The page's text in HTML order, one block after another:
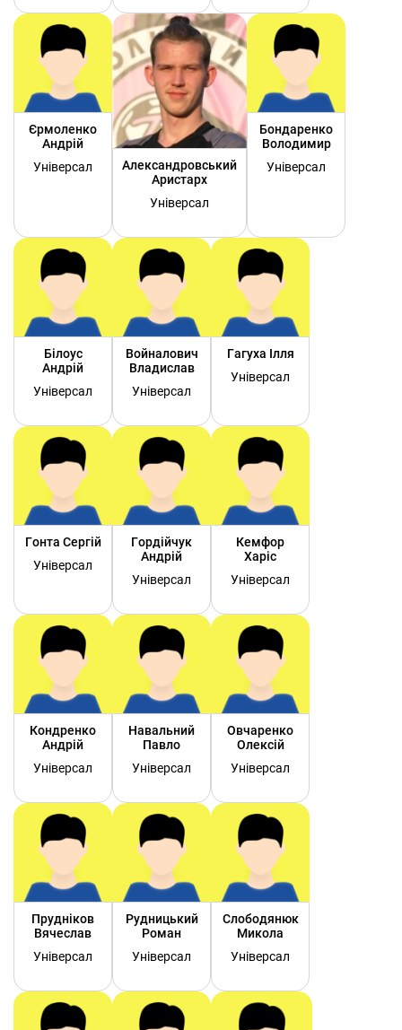
Єрмоленко
Андрій
Універсал
Александровський
Аристарх
Універсал
Бондаренко
Володимир
Універсал
Білоус
Андрій
Універсал
Войналович
Владислав
Універсал
Гагуха Ілля
Універсал
Гонта Сергій
Універсал
Гордійчук
Андрій
Універсал
Кемфор
Харіс
Універсал
Кондренко
Андрій
Універсал
Навальний
Павло
Універсал
Овчаренко
Олексій
Універсал
Прудніков
Вячеслав
Універсал
Рудницький
Роман
Універсал
Слободянюк
Микола
Універсал